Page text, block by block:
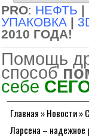
PRO: НЕФТЬ |
УПАКОВКА |
2010 ГОДА!
Помощь
способ
себе
Главная »Новости»
Ларсена – надежное